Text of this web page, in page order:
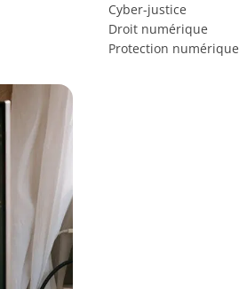
Cyber-justice
Droit numérique
Protection numérique